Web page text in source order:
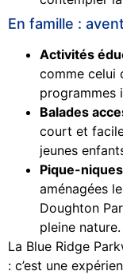
En famille :
Activités
comme celui
programmes
Balades
court et
jeunes
Pique-
aménagées
Doughton
pleine nature.
La Blue Ridge
: c’est une